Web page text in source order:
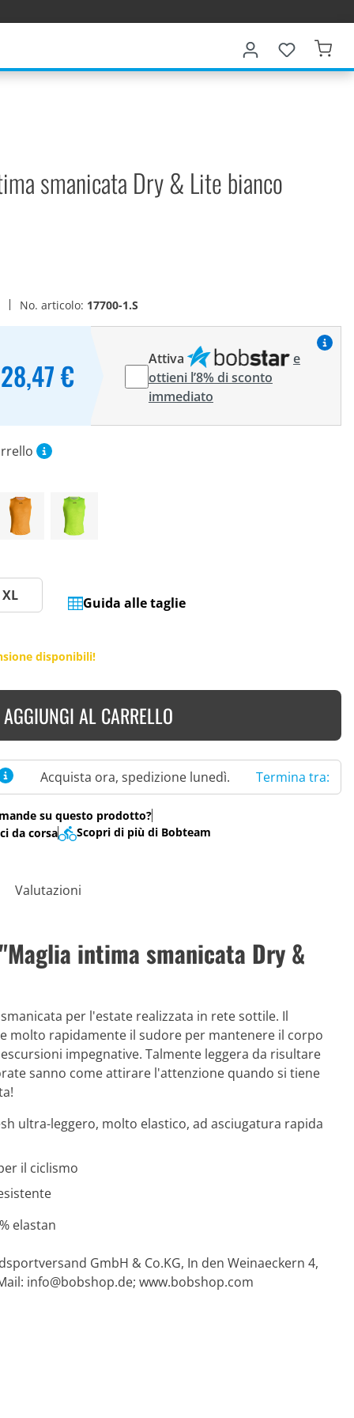
smanicata Dry & Lite bianco
No. articolo: 17700-1.S
28,47 € Attiva
e
ottieni l’8% di sconto
immediato
XL Guida alle taglie
disponibili!
AGGIUNGI AL CARRELLO
Acquista ora, spedizione lunedì. Termina tra:
su questo prodotto?
da corsa
Scopri di più di Bobteam
Valutazioni
intima smanicata Dry &
per l'estate realizzata in rete sottile. Il
molto rapidamente il sudore per mantenere il corpo
impegnative. Talmente leggera da risultare
sanno come attirare l'attenzione quando si tiene
ultra-leggero, molto elastico, ad asciugatura rapida
il ciclismo
elastan
GmbH & Co.KG, In den Weinaeckern 4,
info@bobshop.de; www.bobshop.com